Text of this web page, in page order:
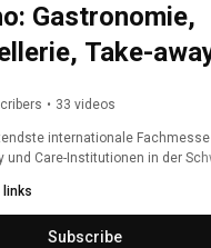
Gastronomie,
Take-
• 33 videos
internationale
und Care-Institutionen in der
ihre Produkte, Innovationen,
links
Subscribe